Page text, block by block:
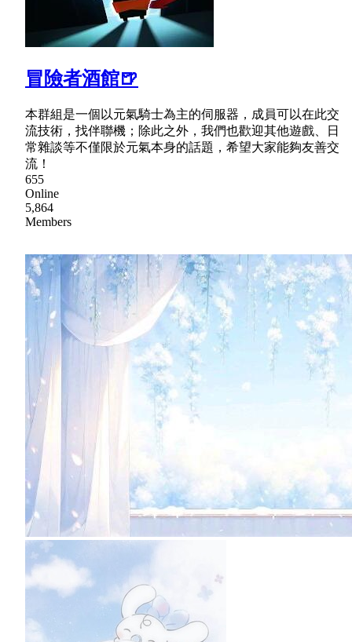
冒險者酒館🍺
本群組是一個以元氣騎士為主的伺服器，成員可以在此交
流技術，找伴聯機；除此之外，我們也歡迎其他遊戲、日
常雜談等不僅限於元氣本身的話題，希望大家能夠友善交
流！
655
Online
5,864
Members